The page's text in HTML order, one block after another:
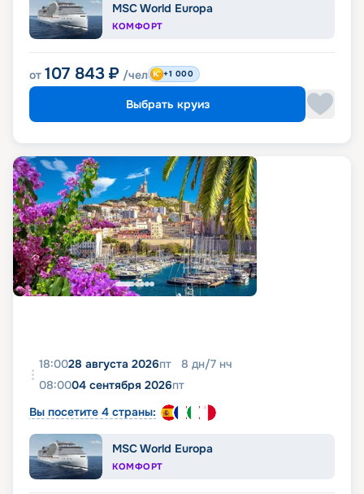
MSC World Europa
КОМФОРТ
от 107 843 ₽ /чел +1 000
Выбрать круиз
18:0028 августа 2026пт 8 дн/7 нч
08:0004 сентября 2026пт
Вы посетите 4 страны:
MSC World Europa
КОМФОРТ